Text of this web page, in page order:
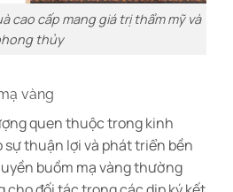
cao cấp mang giá trị thẩm mỹ và
thủy
vàng
quen thuộc trong kinh
thuận lợi và phát triển bền
buồm mạ vàng thường